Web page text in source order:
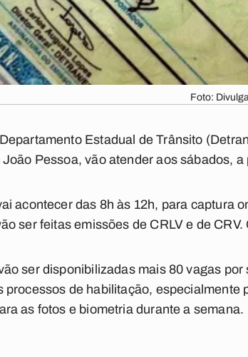
Foto:
Estadual de Trânsito
Pessoa, vão atender aos sábados,
acontecer das 8h às 12h, para captura
ser feitas emissões de CRLV e de
ser disponibilizadas mais 80 vagas
processos de habilitação, especialmente
as fotos e biometria durante a semana.